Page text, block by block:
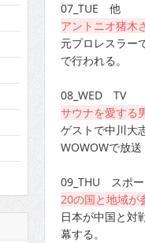
07_TUE 他
アントニオ猪木
元プロレスラー
で行われる。
08_WED TV
サウナを愛する
ゲストで中川大
WOWOWで放送
09_THU スポ
20の国と地域が
日本が中国と対
幕する。